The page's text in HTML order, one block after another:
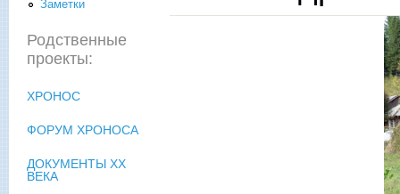
Заметки
Родственные
проекты:
ХРОНОС
ФОРУМ ХРОНОСА
ДОКУМЕНТЫ XX
ВЕКА